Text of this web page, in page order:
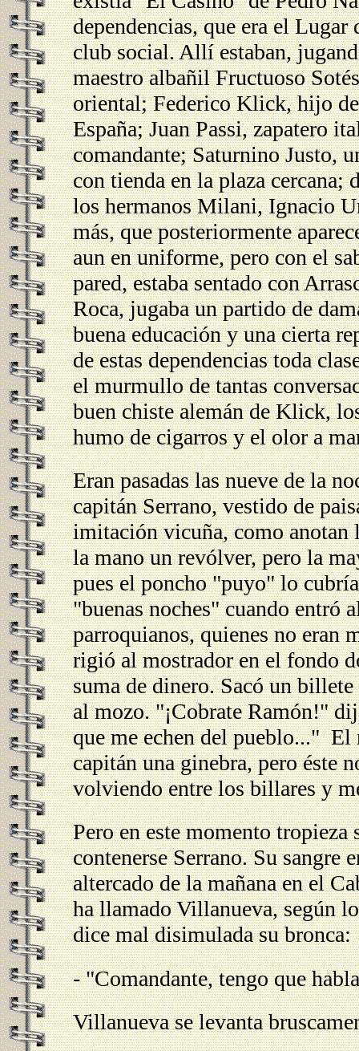
dependencias, que era el
club social. Allí estaban,
maestro albañil Fructuoso
oriental; Federico Klick, hijo
España; Juan Passi, zapatero
comandante; Saturnino Justo,
con tienda en la plaza
los hermanos Milani, Ignacio
más, que posteriormente
aun en uniforme, pero con el
pared, estaba sentado con
Roca, jugaba un partido de
buena educación y una cierta
de estas dependencias toda
el murmullo de tantas
buen chiste alemán de Klick,
humo de cigarros y el olor a
Eran pasadas las nueve de la
capitán Serrano, vestido de
imitación vicuña, como anotan
la mano un revólver, pero la
pues el poncho "puyo" lo
"buenas noches" cuando entró
parroquianos, quienes no eran
rigió al mostrador en el fondo
suma de dinero. Sacó un
al mozo. "¡Cobrate Ramón!"
que me echen del pueblo..."
capitán una ginebra, pero éste
volviendo entre los billares y
Pero en este momento
contenerse Serrano. Su sangre
altercado de la mañana en el
ha llamado Villanueva, según
dice mal disimulada su bronca:
- "Comandante, tengo que
Villanueva se levanta